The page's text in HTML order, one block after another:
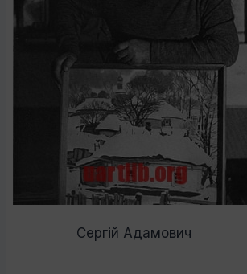
Сергій Адамович